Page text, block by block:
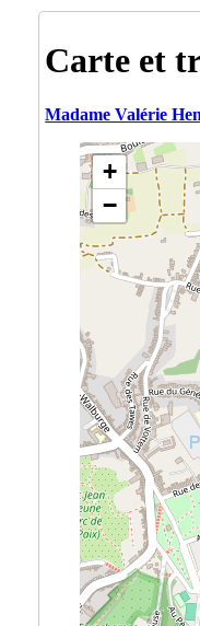
Carte et
Madame Valérie
+
−